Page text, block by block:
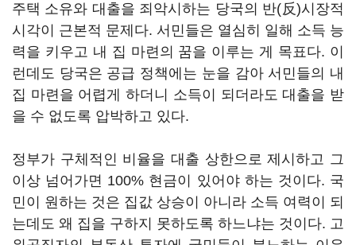
주택 소유와 대출을 죄악시하는 당국의 반(反)시장적
시각이 근본적 문제다. 서민들은 열심히 일해 소득 능
력을 키우고 내 집 마련의 꿈을 이루는 게 목표다. 이
런데도 당국은 공급 정책에는 눈을 감아 서민들의 내
집 마련을 어렵게 하더니 소득이 되더라도 대출을 받
을 수 없도록 압박하고 있다.
정부가 구체적인 비율을 대출 상한으로 제시하고 그
이상 넘어가면 100% 현금이 있어야 하는 것이다. 국
민이 원하는 것은 집값 상승이 아니라 소득 여력이 되
는데도 왜 집을 구하지 못하도록 하느냐는 것이다. 고